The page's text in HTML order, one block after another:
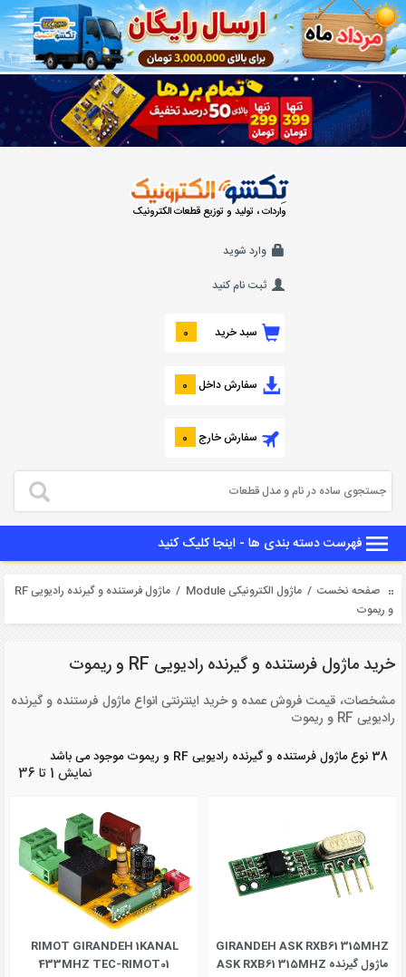
واردات ، تولید و توزیع قطعات الکترونیک
وارد شوید
ثبت نام کنید
سبد خرید 0
سفارش داخل 0
سفارش خارج 0
فهرست دسته بندی ها - اینجا کلیک کنید
صفحه نخست / ماژول الکترونیکی Module
/ ماژول فرستنده و گیرنده رادیویی RF
و ریموت
خرید ماژول فرستنده و گیرنده رادیویی RF و ریموت
مشخصات، قیمت فروش عمده و خرید اینترنتی انواع ماژول فرستنده و گیرنده
رادیویی RF و ریموت
38 نوع ماژول فرستنده و گیرنده رادیویی RF و ریموت موجود می باشد
نمایش 1 تا 36
GIRANDEH ASK RXB61 315MHZ
ماژول گیرنده ASK RXB61 315MHZ
RIMOT GIRANDEH 1KANAL
433MHZ TEC-RIMOT01